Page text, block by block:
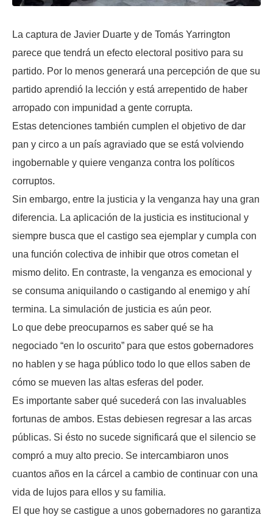
La captura de Javier Duarte y de Tomás Yarrington
parece que tendrá un efecto electoral positivo para su
partido. Por lo menos generará una percepción de que su
partido aprendió la lección y está arrepentido de haber
arropado con impunidad a gente corrupta.
Estas detenciones también cumplen el objetivo de dar
pan y circo a un país agraviado que se está volviendo
ingobernable y quiere venganza contra los políticos
corruptos.
Sin embargo, entre la justicia y la venganza hay una gran
diferencia. La aplicación de la justicia es institucional y
siempre busca que el castigo sea ejemplar y cumpla con
una función colectiva de inhibir que otros cometan el
mismo delito. En contraste, la venganza es emocional y
se consuma aniquilando o castigando al enemigo y ahí
termina. La simulación de justicia es aún peor.
Lo que debe preocuparnos es saber qué se ha
negociado “en lo oscurito” para que estos gobernadores
no hablen y se haga público todo lo que ellos saben de
cómo se mueven las altas esferas del poder.
Es importante saber qué sucederá con las invaluables
fortunas de ambos. Estas debiesen regresar a las arcas
públicas. Si ésto no sucede significará que el silencio se
compró a muy alto precio. Se intercambiaron unos
cuantos años en la cárcel a cambio de continuar con una
vida de lujos para ellos y su familia.
El que hoy se castigue a unos gobernadores no garantiza